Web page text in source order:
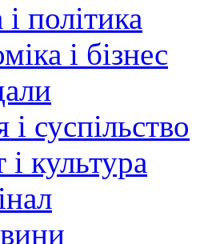
політика
і бізнес
суспільство
культура